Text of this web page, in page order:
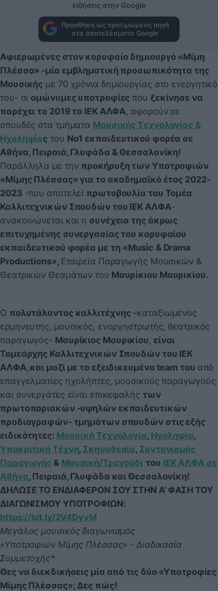
ειδήσεις στην Google
Προσθήκη ως προτιμώμενη πηγή
στα αποτελέσματα Google
Αφιερωμένες στον κορυφαίο δημιουργό «Μίμη
Πλέσσα» -μία εμβληματική προσωπικότητα της
Μουσικής με 70 χρόνια δημιουργίας στο ενεργητικό
του- οι ομώνυμες υποτροφίες που ξεκίνησε να
παρέχει το 2019 το ΙΕΚ ΑΛΦΑ, αφορούν σε
σπουδές στα τμήματα Μουσικής Τεχνολογίας &
Ηχοληψίας του Νο1 εκπαιδευτικού φορέα σε
Αθήνα, Πειραιά, Γλυφάδα & Θεσσαλονίκη!
Παράλληλα με την προκήρυξη των Υποτροφιών
«Μίμης Πλέσσας» για το ακαδημαϊκό έτος 2022-
2023 -που αποτελεί πρωτοβουλία του Τομέα
Καλλιτεχνικών Σπουδών του ΙΕΚ ΑΛΦΑ-
ανακοινώνεται και η συνέχεια της άκρως
επιτυχημένης συνεργασίας του κορυφαίου
εκπαιδευτικού φορέα με τη «Music & Drama
Productions», Εταιρεία Παραγωγής Μουσικών &
Θεατρικών Θεαμάτων του Μαυρίκιου Μαυρικίου.
Ο πολυτάλαντος καλλιτέχνης–καταξιωμένος
ερμηνευτής, μουσικός, ενορχηστρωτής, θεατρικός
παραγωγός- Μαυρίκιος Μαυρικίου, είναι
Τομεάρχης Καλλιτεχνικών Σπουδών του ΙΕΚ
ΑΛΦΑ, και μαζί με το εξειδικευμένο team του από
επαγγελματίες ηχολήπτες, μουσικούς παραγωγούς
και συνεργάτες είναι επικεφαλής των
πρωτοποριακών -υψηλών εκπαιδευτικών
προδιαγραφών- τμημάτων σπουδών στις εξής
ειδικότητες: Μουσική Τεχνολογία, Ηχοληψία,
Υποκριτική Τέχνη, Σκηνοθεσία, Συντονισμός
Παραγωγής & Μουσική/Τραγούδι του ΙΕΚ ΑΛΦΑ σε
Αθήνα, Πειραιά, Γλυφάδα και Θεσσαλονίκη!
ΔΗΛΩΣΕ ΤΟ ΕΝΔΙΑΦΕΡΟΝ ΣΟΥ ΣΤΗΝ Α’ ΦΑΣΗ ΤΟΥ
ΔΙΑΓΩΝΙΣΜΟΥ ΥΠΟΤΡΟΦΙΩΝ:
https://bit.ly/2V4DyvM
Μεγάλος μουσικός διαγωνισμός
«Υποτροφιών Μίμης Πλέσσας» - Διαδικασία
Συμμετοχής*
Θες να διεκδικήσεις μία από τις δύο «Υποτροφίες
Μίμης Πλέσσας»; Δες πώς!